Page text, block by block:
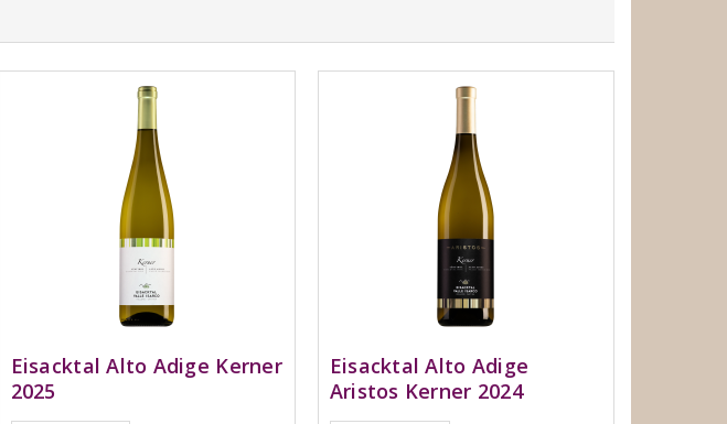
Eisacktal Alto Adige Kerner
2025
Eisacktal Alto Adige
Aristos Kerner 2024